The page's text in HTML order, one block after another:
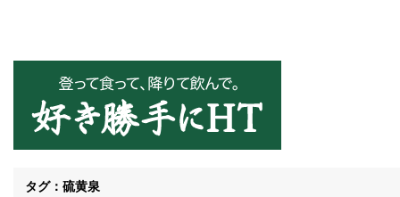
タグ：硫黄泉